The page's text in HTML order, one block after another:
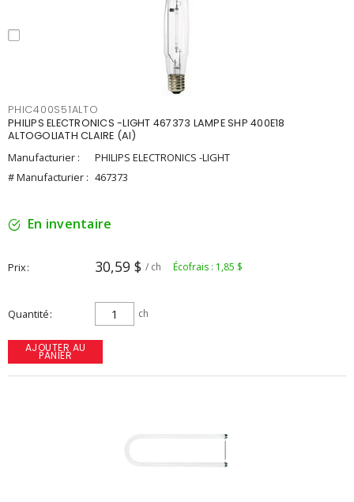
PHIC400S51ALTO
PHILIPS ELECTRONICS -LIGHT 467373 LAMPE SHP 400E18
ALTOGOLIATH CLAIRE (AI)
Manufacturier :
PHILIPS ELECTRONICS -LIGHT
# Manufacturier : 467373
En inventaire
Prix 30,59 $ / ch Écofrais : 1,85 $
Quantité ch
AJOUTER AU
PANIER